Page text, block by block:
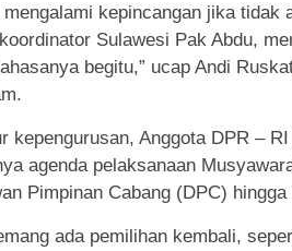
kepincangan jika tidak
Sulawesi Pak Abdu,
begitu,” ucap Andi
kepengurusan, Anggota DPR –
agenda pelaksanaan
Pimpinan Cabang (DPC) hingga
ada pemilihan kembali,